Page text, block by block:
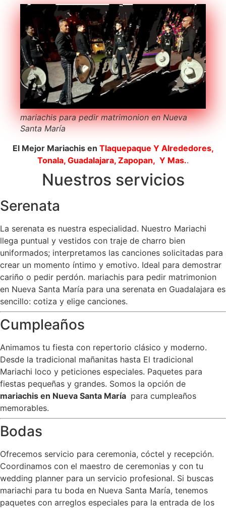
mariachis para pedir matrimonion en Nueva
Santa María
El Mejor Mariachis en Tlaquepaque Y Alrededores,
Tonala, Guadalajara, Zapopan, Y Mas..
Nuestros servicios
Serenata
La serenata es nuestra especialidad. Nuestro Mariachi
llega puntual y vestidos con traje de charro bien
uniformados; interpretamos las canciones solicitadas para
crear un momento íntimo y emotivo. Ideal para demostrar
cariño o pedir perdón. mariachis para pedir matrimonion
en Nueva Santa María para una serenata en Guadalajara es
sencillo: cotiza y elige canciones.
Cumpleaños
Animamos tu fiesta con repertorio clásico y moderno.
Desde la tradicional mañanitas hasta El tradicional
Mariachi loco y peticiones especiales. Paquetes para
fiestas pequeñas y grandes. Somos la opción de
mariachis en Nueva Santa María para cumpleaños
memorables.
Bodas
Ofrecemos servicio para ceremonia, cóctel y recepción.
Coordinamos con el maestro de ceremonias y con tu
wedding planner para un servicio profesional. Si buscas
mariachi para tu boda en Nueva Santa María, tenemos
paquetes con arreglos especiales para la entrada de los